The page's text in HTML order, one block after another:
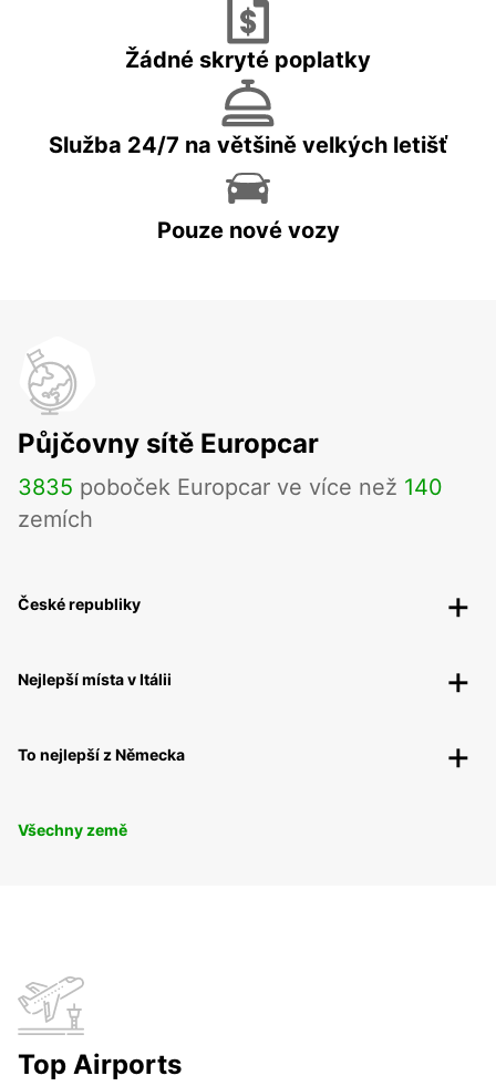
Žádné skryté poplatky
Služba 24/7 na většině velkých letišť
Pouze nové vozy
Půjčovny sítě Europcar
3835 poboček Europcar ve více než 140
zemích
České republiky
Nejlepší místa v Itálii
To nejlepší z Německa
Všechny země
Top Airports